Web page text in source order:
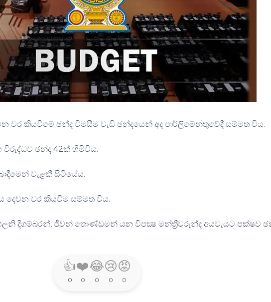
වර කියවීමේ ඡන්ද විමසීම වැඩි ඡන්දයෙන් අද පාර්ලිමේන්තුවේදී සම්මත විය.
විරුද්ධව ඡන්ද 42ක් හිමිවිය.
වැළකී සිටියේය.
දෙවන වර කියවීම සම්මත විය.
දිගම්බරන්, ජීවන් තොණ්ඩමන් යන විපක්‍ෂ මන්ත්‍රීවරුන්ද අයවැයට පක්ෂව
👍
0
❤️
0
😂
0
😢
0
😡
0